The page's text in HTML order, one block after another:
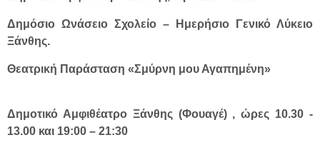
Δημόσιο Ωνάσειο Σχολείο – Ημερήσιο Γενικό Λύκειο
Ξάνθης.
Θεατρική Παράσταση «Σμύρνη μου Αγαπημένη»
Δημοτικό Αμφιθέατρο Ξάνθης (Φουαγέ) , ώρες 10.30 -
13.00 και 19:00 – 21:30